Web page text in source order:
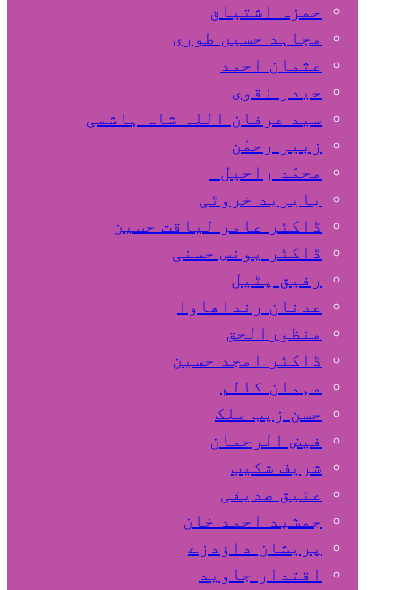
حمزہ اشتیاق
مجاہد حسین طوری
عثمان احمد
حیدر نقوی
سید عرفان اللہ شاہ ہاشمی
زبیر رحمٰن
محمّد راحیل
بایزید خروٹی
ڈاکٹر عامر لیاقت حسین
ڈاکٹر یونس حسنی
رفیق پٹیل
عدنان رنداھاوا
منظورالحق
ڈاکٹر امجد حسین
مہمان کالم
حسن زیب ملک
فیض الرحمان
شریف شکیب
عتیق صدیقی
جمشید احمد خان
پریشان داﺅدزے
اقتدار جاوید